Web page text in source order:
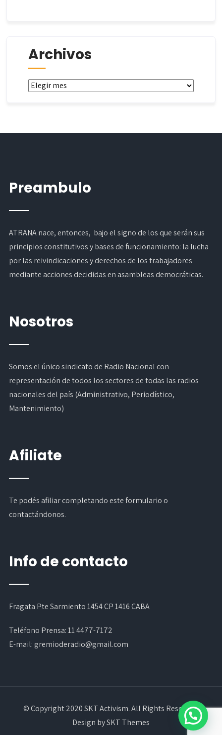
Archivos
Archivos
Preambulo
ATRANA nace, entonces, bajo el signo de los que serán sus
principios constitutivos y bases de funcionamiento: la lucha
por las reivindicaciones y derechos de los trabajadores
mediante acciones decididas en asambleas democráticas.
Nosotros
Somos el único sindicato de Radio Nacional con
representación de todos los sectores de todas las radios
nacionales del país (Administrativo, Periodístico,
Mantenimiento)
Afiliate
Te podés afiliar completandoeste formularioo
contactándonos.
Info de contacto
Fragata Pte Sarmiento 1454 CP 1416 CABA
Teléfono Prensa:11 4477-7172
E-mail:gremioderadio@gmail.com
© Copyright 2020 SKT Activism. All Rights Reserved.
Design by SKT Themes